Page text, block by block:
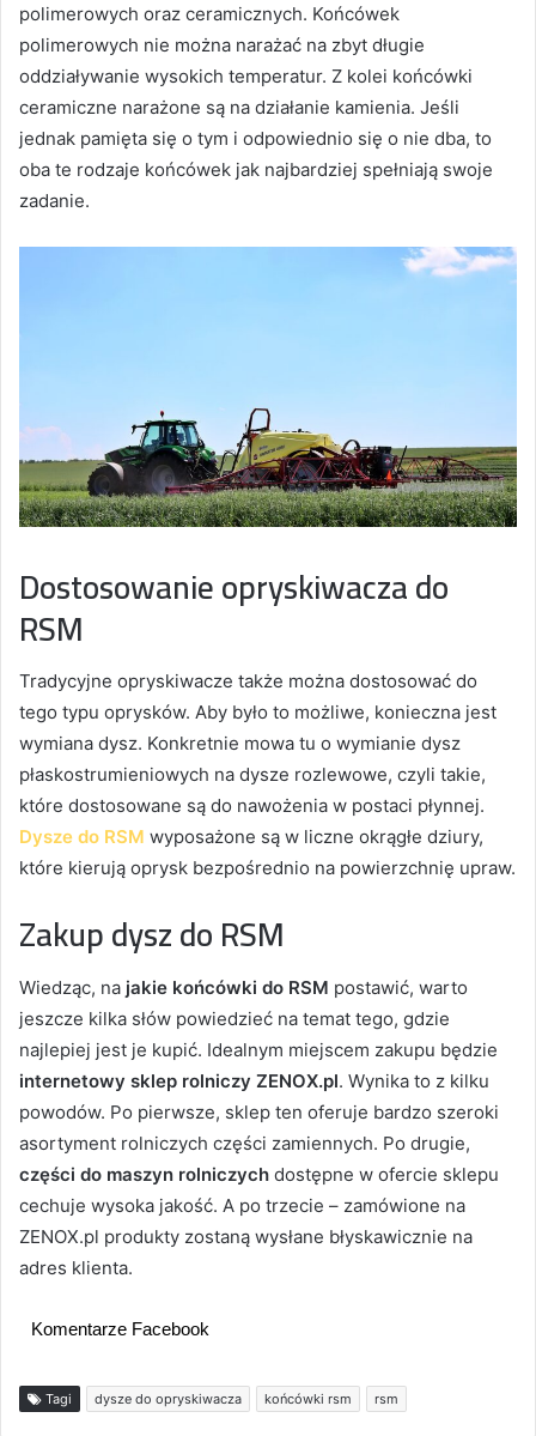
polimerowych oraz ceramicznych. Końcówek
polimerowych nie można narażać na zbyt długie
oddziaływanie wysokich temperatur. Z kolei końcówki
ceramiczne narażone są na działanie kamienia. Jeśli
jednak pamięta się o tym i odpowiednio się o nie dba, to
oba te rodzaje końcówek jak najbardziej spełniają swoje
zadanie.
Dostosowanie opryskiwacza do
RSM
Tradycyjne opryskiwacze także można dostosować do
tego typu oprysków. Aby było to możliwe, konieczna jest
wymiana dysz. Konkretnie mowa tu o wymianie dysz
płaskostrumieniowych na dysze rozlewowe, czyli takie,
które dostosowane są do nawożenia w postaci płynnej.
Dysze do RSM wyposażone są w liczne okrągłe dziury,
które kierują oprysk bezpośrednio na powierzchnię upraw.
Zakup dysz do RSM
Wiedząc, na jakie końcówki do RSM postawić, warto
jeszcze kilka słów powiedzieć na temat tego, gdzie
najlepiej jest je kupić. Idealnym miejscem zakupu będzie
internetowy sklep rolniczy ZENOX.pl. Wynika to z kilku
powodów. Po pierwsze, sklep ten oferuje bardzo szeroki
asortyment rolniczych części zamiennych. Po drugie,
części do maszyn rolniczych dostępne w ofercie sklepu
cechuje wysoka jakość. A po trzecie – zamówione na
ZENOX.pl produkty zostaną wysłane błyskawicznie na
adres klienta.
Komentarze Facebook
Tagi dysze do opryskiwacza końcówki rsm rsm